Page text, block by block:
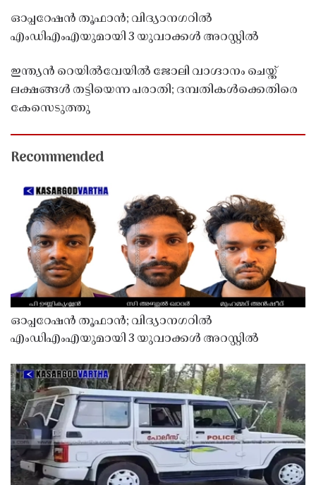
ഓപ്പറേഷൻ തൂഫാൻ; വിദ്യാനഗറിൽ
എംഡിഎംഎയുമായി 3 യുവാക്കൾ അറസ്റ്റിൽ
ഇന്ത്യൻ റെയിൽവേയിൽ ജോലി വാഗ്ദാനം ചെയ്ത്
ലക്ഷങ്ങൾ തട്ടിയെന്ന പരാതി; ദമ്പതികൾക്കെതിരെ
കേസെടുത്തു
Recommended
ഓപ്പറേഷൻ തൂഫാൻ; വിദ്യാനഗറിൽ
എംഡിഎംഎയുമായി 3 യുവാക്കൾ അറസ്റ്റിൽ